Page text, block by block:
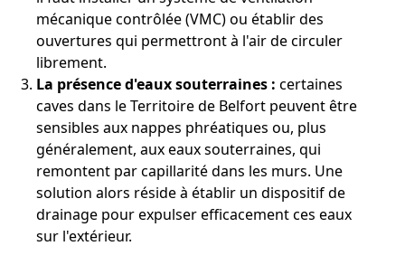
mécanique contrôlée (VMC) ou établir des
ouvertures qui permettront à l'air de circuler
librement.
La présence d'eaux souterraines : certaines
caves dans le Territoire de Belfort peuvent être
sensibles aux nappes phréatiques ou, plus
généralement, aux eaux souterraines, qui
remontent par capillarité dans les murs. Une
solution alors réside à établir un dispositif de
drainage pour expulser efficacement ces eaux
sur l'extérieur.